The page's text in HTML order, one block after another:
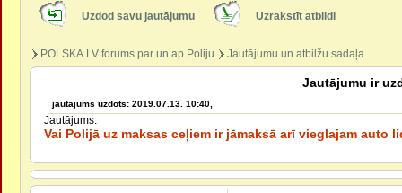
Uzdod savu jautājumu Uzrakstīt atbildi
POLSKA.LV forums par un ap Poliju Jautājumu un atbilžu sadaļa
Jautājumu ir
jautājums uzdots: 2019.07.13. 10:40,
Jautājums:
Vai Polijā uz maksas ceļiem ir jāmaksā arī vieglajam